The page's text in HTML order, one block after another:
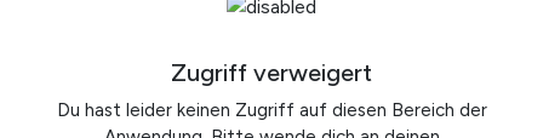
Zugriff verweigert
Du hast leider keinen Zugriff auf diesen Bereich der